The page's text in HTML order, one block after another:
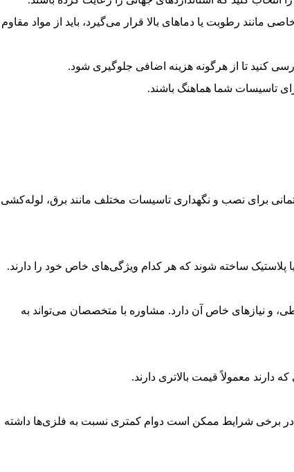
مانند رطوبت یا دماهای بالا قرار می‌گیرد، باید از مواد مقاوم
کنید تا از هرگونه هزینه اضافی جلوگیری شود.
تاسیسات شما هماهنگ باشند.
برای نصب و نگهداری تاسیسات مختلف مانند برق، لوله‌کشی
یا پلاستیک ساخته شوند که هر کدام ویژگی‌های خاص خود را دارند.
و نیازهای خاص آن دارد. مشاوره با متخصصان می‌تواند به
دارند معمولاً قیمت بالاتری دارند.
در برخی شرایط ممکن است دوام کمتری نسبت به فلزی‌ها داشته